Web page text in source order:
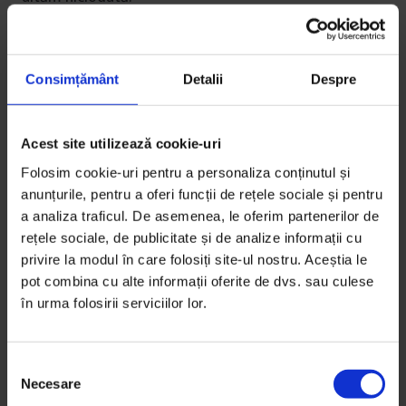
Consimțământ Detalii Despre
Acest site utilizează cookie-uri
Folosim cookie-uri pentru a personaliza conținutul și
anunțurile, pentru a oferi funcții de rețele sociale și pentru
a analiza traficul. De asemenea, le oferim partenerilor de
rețele sociale, de publicitate și de analize informații cu
privire la modul în care folosiți site-ul nostru. Aceștia le
pot combina cu alte informații oferite de dvs. sau culese
în urma folosirii serviciilor lor.
Necesare
Timp de citire: 13 minute
16 octombrie 2022